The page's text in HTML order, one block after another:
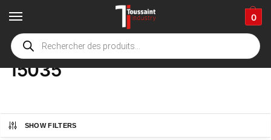
0
Home Winkel / Product Opties /
15035
SHOW FILTERS